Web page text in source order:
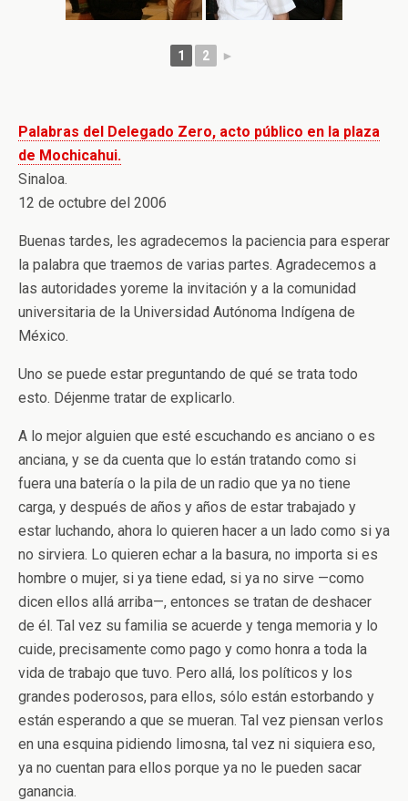
1 2 ►
Palabras del Delegado Zero, acto público en la plaza
de Mochicahui.
Sinaloa.
12 de octubre del 2006
Buenas tardes, les agradecemos la paciencia para esperar
la palabra que traemos de varias partes. Agradecemos a
las autoridades yoreme la invitación y a la comunidad
universitaria de la Universidad Autónoma Indígena de
México.
Uno se puede estar preguntando de qué se trata todo
esto. Déjenme tratar de explicarlo.
A lo mejor alguien que esté escuchando es anciano o es
anciana, y se da cuenta que lo están tratando como si
fuera una batería o la pila de un radio que ya no tiene
carga, y después de años y años de estar trabajado y
estar luchando, ahora lo quieren hacer a un lado como si ya
no sirviera. Lo quieren echar a la basura, no importa si es
hombre o mujer, si ya tiene edad, si ya no sirve —como
dicen ellos allá arriba—, entonces se tratan de deshacer
de él. Tal vez su familia se acuerde y tenga memoria y lo
cuide, precisamente como pago y como honra a toda la
vida de trabajo que tuvo. Pero allá, los políticos y los
grandes poderosos, para ellos, sólo están estorbando y
están esperando a que se mueran. Tal vez piensan verlos
en una esquina pidiendo limosna, tal vez ni siquiera eso,
ya no cuentan para ellos porque ya no le pueden sacar
ganancia.